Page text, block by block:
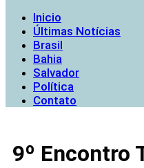
Inicio
Últimas Notícias
Brasil
Bahia
Salvador
Política
Contato
9º Encontro